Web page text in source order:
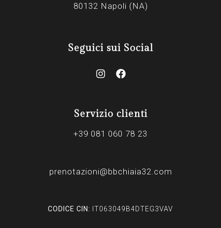
80132 Napoli (NA)
Seguici sui Social
Servizio clienti
+39 081 060 78 23
prenotazioni@bbchiaia32.com
CODICE CIN: IT063049B4DTEG3VAV